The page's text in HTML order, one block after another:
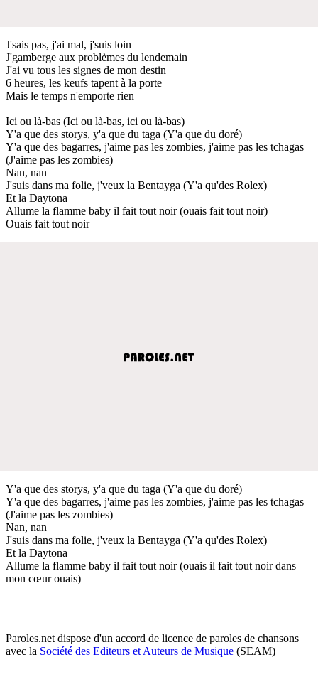
J'sais pas, j'ai mal, j'suis loin
J'gamberge aux problèmes du lendemain
J'ai vu tous les signes de mon destin
6 heures, les keufs tapent à la porte
Mais le temps n'emporte rien
Ici ou là-bas (Ici ou là-bas, ici ou là-bas)
Y'a que des storys, y'a que du taga (Y'a que du doré)
Y'a que des bagarres, j'aime pas les zombies, j'aime pas les tchagas
(J'aime pas les zombies)
Nan, nan
J'suis dans ma folie, j'veux la Bentayga (Y'a qu'des Rolex)
Et la Daytona
Allume la flamme baby il fait tout noir (ouais fait tout noir)
Ouais fait tout noir
Y'a que des storys, y'a que du taga (Y'a que du doré)
Y'a que des bagarres, j'aime pas les zombies, j'aime pas les tchagas
(J'aime pas les zombies)
Nan, nan
J'suis dans ma folie, j'veux la Bentayga (Y'a qu'des Rolex)
Et la Daytona
Allume la flamme baby il fait tout noir (ouais il fait tout noir dans
mon cœur ouais)
Paroles.net dispose d'un accord de licence de paroles de chansons
avec la Société des Editeurs et Auteurs de Musique (SEAM)